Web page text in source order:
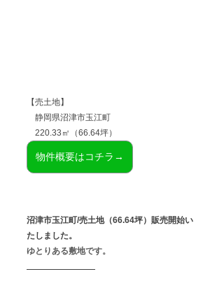
【売土地】
静岡県沼津市玉江町
220.33㎡（66.64坪）
物件概要はコチラ→
沼津市玉江町/売土地（66.64坪）販売開始い
たしました。
ゆとりある敷地です。